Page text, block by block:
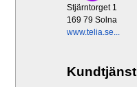
Stjärntorget 1
169 79 Solna
www.telia.se...
Kundtjänst